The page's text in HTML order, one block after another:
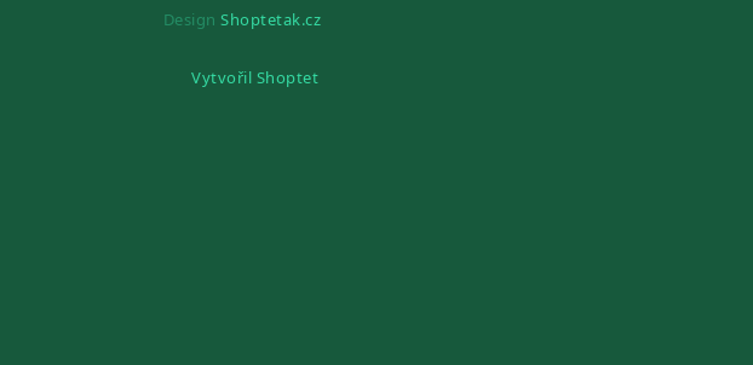
DesignShoptetak.cz
Vytvořil Shoptet